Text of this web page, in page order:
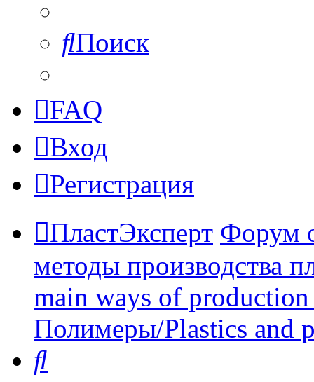
Поиск
FAQ
Вход
Регистрация
ПластЭксперт Форум
методы производства
main ways of
Полимеры/Plastics and